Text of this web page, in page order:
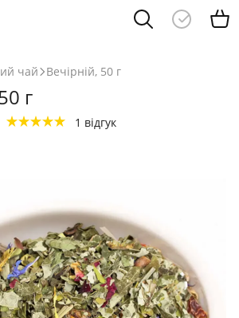
чай Вечірній, 50 г
г
1 відгук